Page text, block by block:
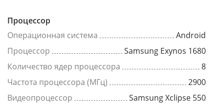
Процессор
Операционная система
Android
Процессор
Samsung Exynos 1680
Количество ядер процессора
8
Частота процессора (МГц)
2900
Видеопроцессор
Samsung Xclipse 550